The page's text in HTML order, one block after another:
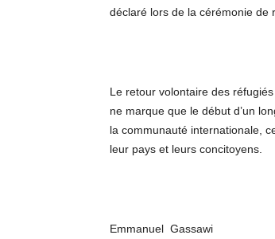
déclaré lors de la cérémonie de
Le retour volontaire des
ne marque que le début d’un
la communauté internationale,
leur pays et leurs concitoyens.
Emmanuel Gassawi